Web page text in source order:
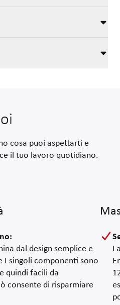
bagnate grazie all’elevato
di sollevare le
installate luci supplementari su
pannelli in polietilene per
scarico riduce al minimo
addizionale sul bracciolo
cosa puoi aspettarti e
il tuo lavoro quotidiano.
:
dal design semplice e
I singoli componenti sono
quindi facili da
consente di risparmiare